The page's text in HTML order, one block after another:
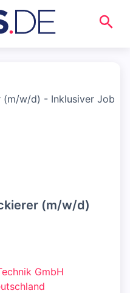
w/d) - Inklusiver Job
(m/w/d)
GmbH